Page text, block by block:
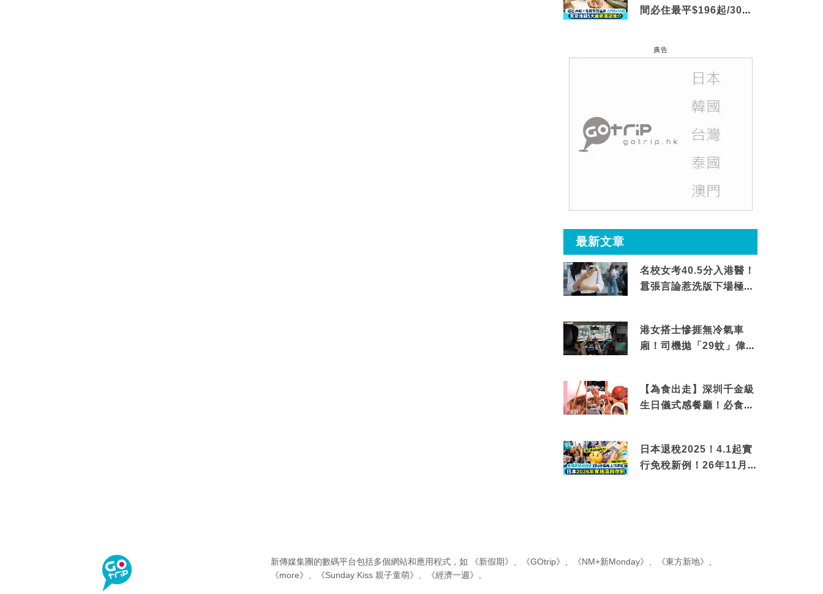
間必住最平$196起/30秒
廣告
最新文章
名校女考40.5分入港醫！
囂張言論惹洗版下場極震
港女搭士慘捱無冷氣車
廂！司機拋「29蚊」偉論
【為食出走】深圳千金級
生日儀式感餐廳！必食失
日本退稅2025！4.1起實
行免稅新例！26年11月
新傳媒集團的數碼平台包括多個網站和應用程式，如 《新假期》 《GOtrip》 《NM+新Monday》 《東方新地》
《more》
《Sunday Kiss 親子童萌》 《經濟一週》 。